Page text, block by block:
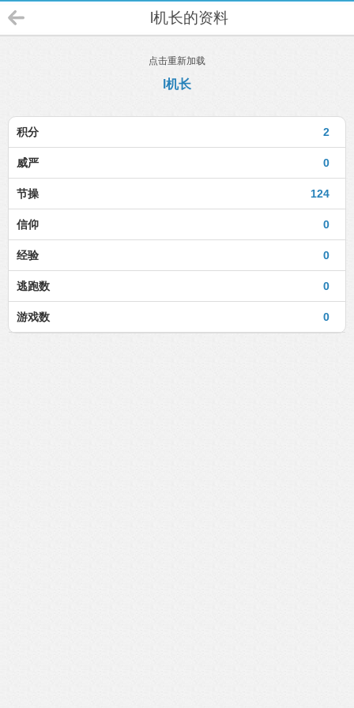
l机长的资料
点击重新加载
l机长
2
积分
0
威严
124
节操
0
信仰
0
经验
0
逃跑数
0
游戏数